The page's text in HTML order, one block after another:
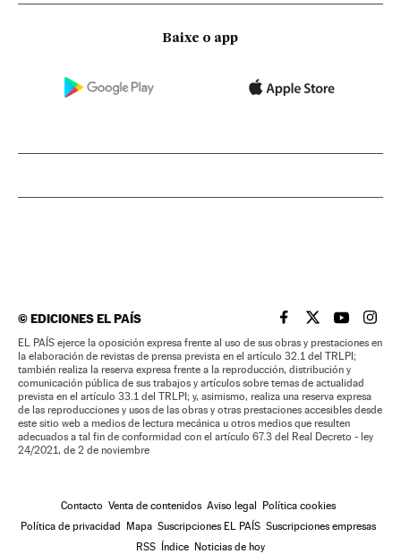
Baixe o app
©EDICIONES EL PAÍS EL PAÍS BRASIL EN
EL PAÍSEL PAÍS
EL
EL PAÍS ejerce la oposición expresa frente al uso de sus obras y prestaciones en
la elaboración de revistas de prensa prevista en el artículo 32.1 del TRLPI;
también realiza la reserva expresa frente a la reproducción, distribución y
comunicación pública de sus trabajos y artículos sobre temas de actualidad
prevista en el artículo 33.1 del TRLPI; y, asimismo, realiza una reserva expresa
de las reproducciones y usos de las obras y otras prestaciones accesibles desde
este sitio web a medios de lectura mecánica u otros medios que resulten
adecuados a tal fin de conformidad con el artículo 67.3 del Real Decreto - ley
24/2021, de 2 de noviembre
Contacto Venta de contenidos Aviso legal
Política cookies
Política de privacidad
Mapa Suscripciones EL PAÍS Suscripciones empresas
RSS
Índice Noticias de hoy